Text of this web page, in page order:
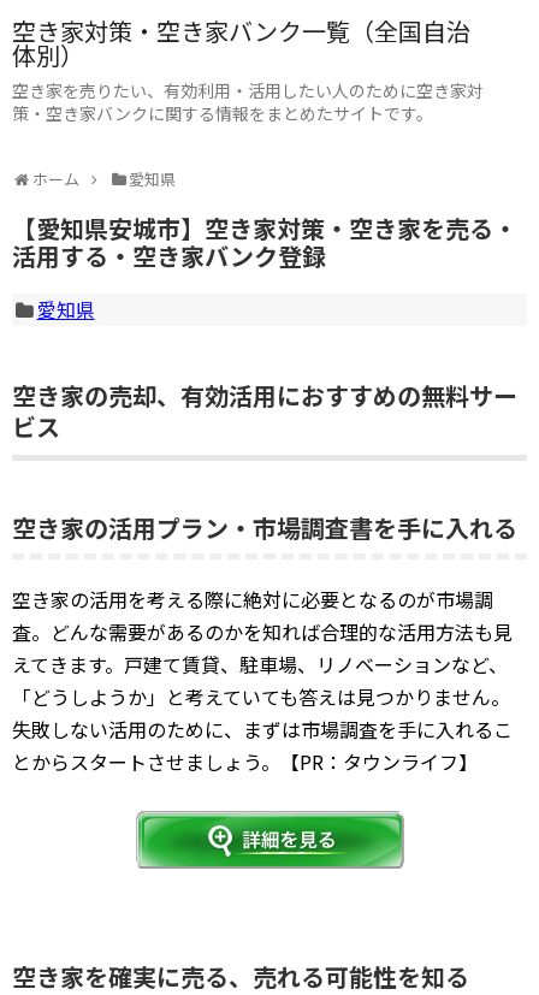
空き家対策・空き家バンク一覧（全国自治
体別）
空き家を売りたい、有効利用・活用したい人のために空き家対
策・空き家バンクに関する情報をまとめたサイトです。
ホーム 愛知県
【愛知県安城市】空き家対策・空き家を売る・
活用する・空き家バンク登録
愛知県
空き家の売却、有効活用におすすめの無料サー
ビス
空き家の活用プラン・市場調査書を手に入れる
空き家の活用を考える際に絶対に必要となるのが市場調
査。どんな需要があるのかを知れば合理的な活用方法も見
えてきます。戸建て賃貸、駐車場、リノベーションなど、
「どうしようか」と考えていても答えは見つかりません。
失敗しない活用のために、まずは市場調査を手に入れるこ
とからスタートさせましょう。【PR：タウンライフ】
空き家を確実に売る、売れる可能性を知る